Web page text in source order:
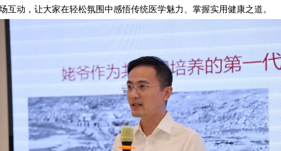
互动，让大家在轻松氛围中感悟传统医学魅力、掌握实用健康之道。